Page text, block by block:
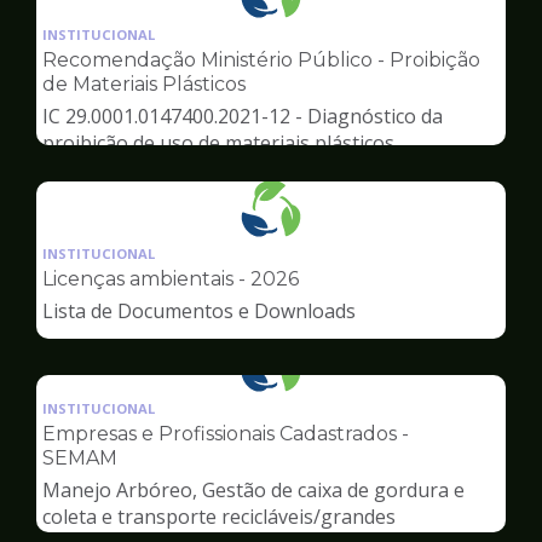
pagina
Meio
Ambiente
INSTITUCIONAL
Recomendação Ministério Público - Proibição
de Materiais Plásticos
IC 29.0001.0147400.2021-12 - Diagnóstico da
proibição de uso de materiais plásticos
Ilustração
pagina
Meio
INSTITUCIONAL
Licenças ambientais - 2026
Lista de Documentos e Downloads
Ilustração
pagina
Meio
Ambiente
INSTITUCIONAL
Empresas e Profissionais Cadastrados -
SEMAM
Manejo Arbóreo, Gestão de caixa de gordura e
coleta e transporte recicláveis/grandes